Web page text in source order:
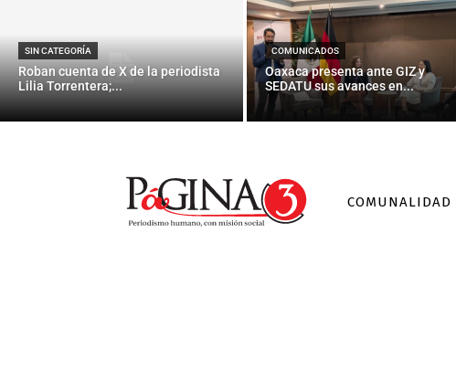
SIN CATEGORÍA
Roban cuenta de X de la periodista
Lilia Torrentera;...
COMUNICADOS
Oaxaca presenta ante GIZ y
SEDATU sus avances en...
COMUNALIDAD